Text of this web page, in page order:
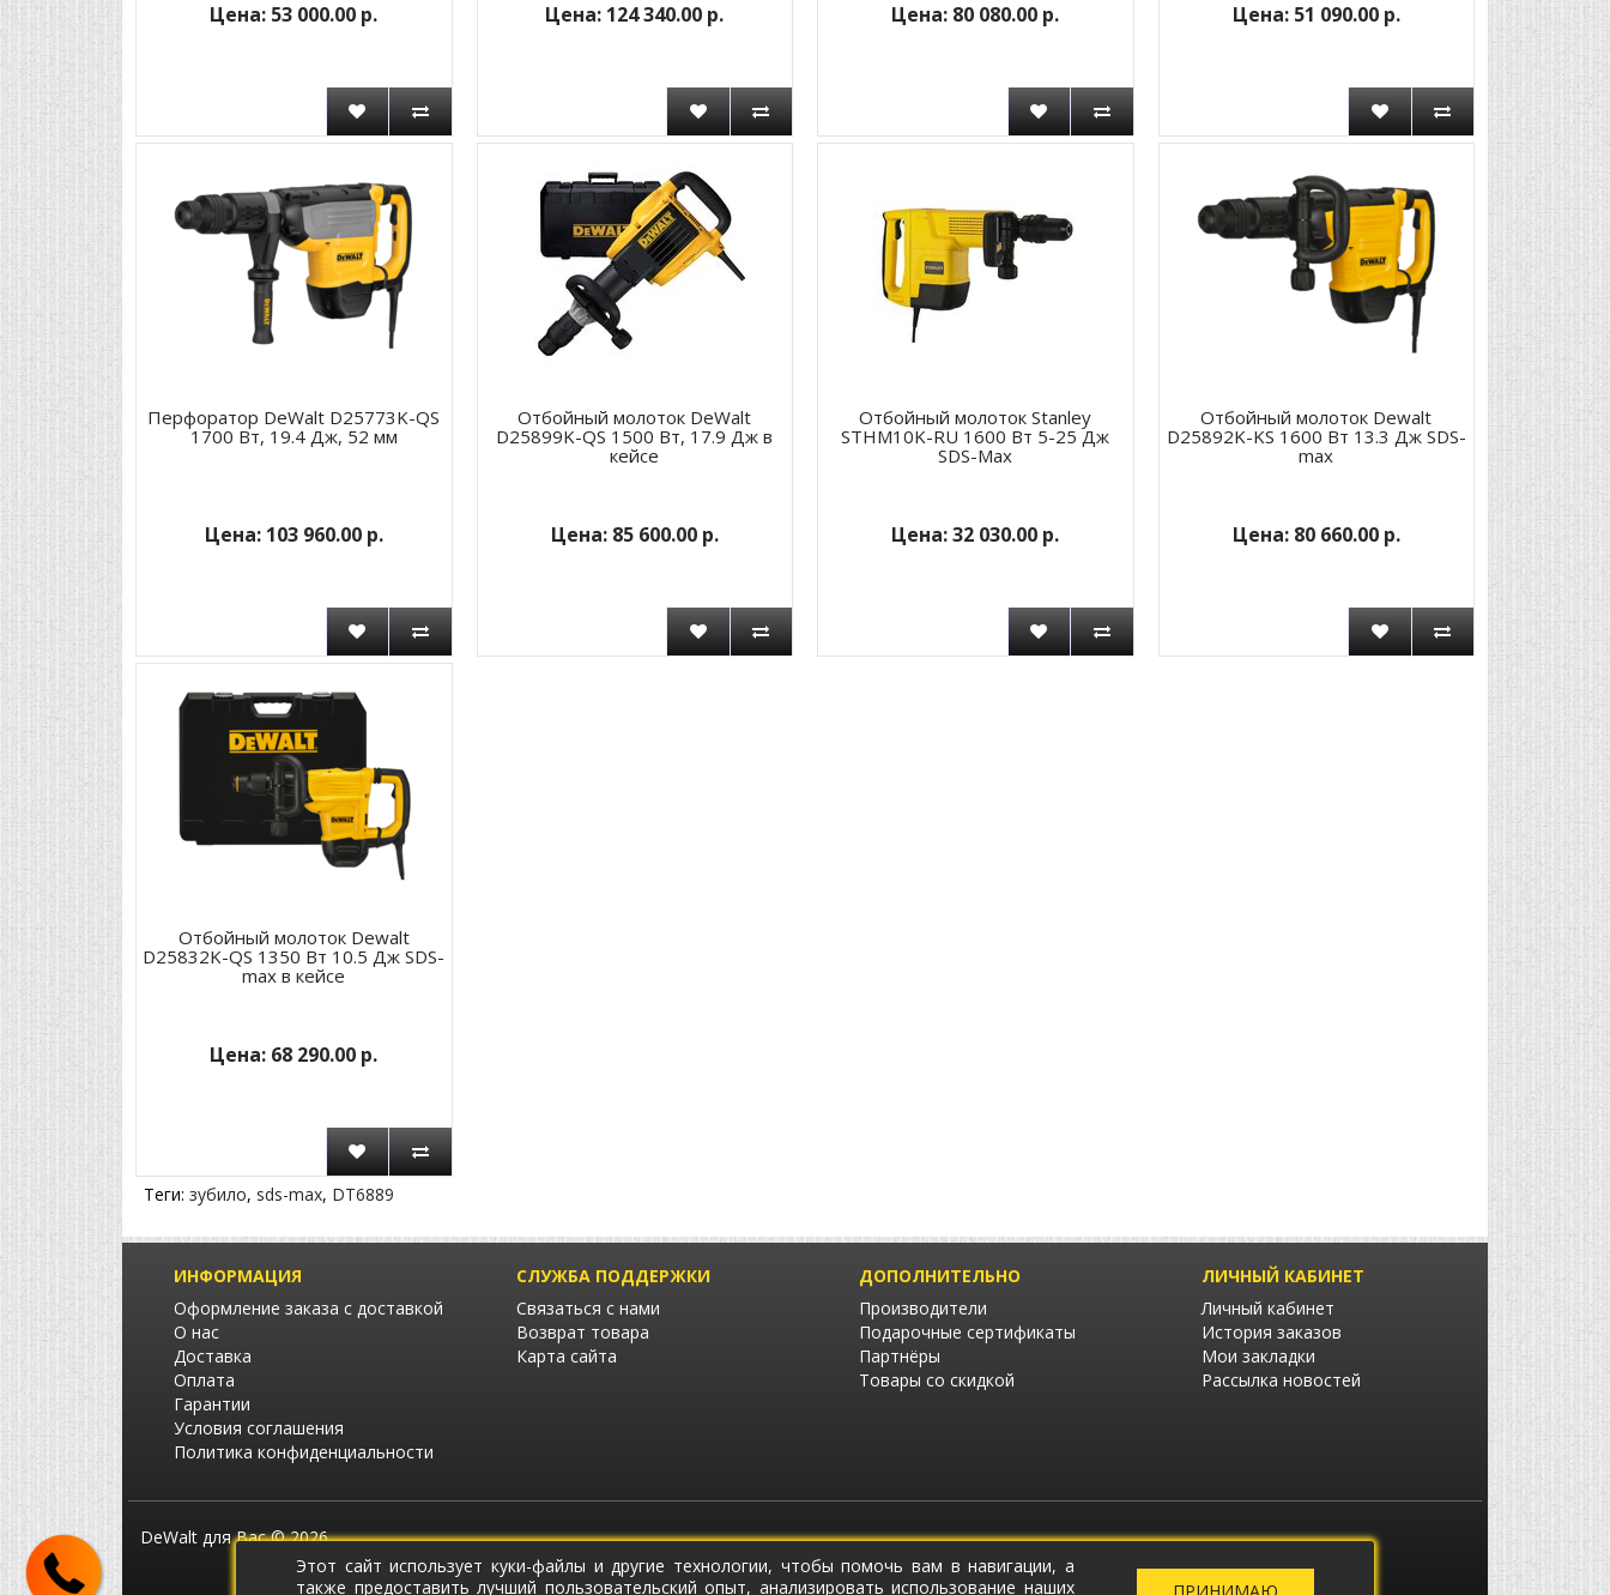
53 000.00 р. 124 340.00 р. 80 080.00 р. 51 090.00 р.
Перфоратор DeWalt D25773K-QS
1700 Вт, 19.4 Дж, 52 мм
103 960.00 р.
Отбойный молоток DeWalt
D25899K-QS 1500 Вт, 17.9 Дж в
кейсе
85 600.00 р.
Отбойный молоток Stanley
STHM10K-RU 1600 Вт 5-25 Дж
SDS-Max
32 030.00 р.
Отбойный молоток Dewalt
D25892K-KS 1600 Вт 13.3 Дж SDS-
max
80 660.00 р.
Отбойный молоток Dewalt
D25832K-QS 1350 Вт 10.5 Дж SDS-
max в кейсе
68 290.00 р.
Теги: зубило, sds-max, DT6889
ИНФОРМАЦИЯ
Оформление заказа с доставкой
О нас
Доставка
Оплата
Гарантии
Условия соглашения
Политика конфиденциальности
СЛУЖБА ПОДДЕРЖКИ
Связаться с нами
Возврат товара
Карта сайта
ДОПОЛНИТЕЛЬНО
Производители
Подарочные сертификаты
Партнёры
Товары со скидкой
ЛИЧНЫЙ КАБИНЕТ
Личный кабинет
История заказов
Мои закладки
Рассылка новостей
DeWalt для Вас © 2026
Этот сайт использует куки-файлы и другие технологии, чтобы помочь вам в навигации, а
также предоставить лучший пользовательский опыт, анализировать использование наших
ПРИНИМАЮ